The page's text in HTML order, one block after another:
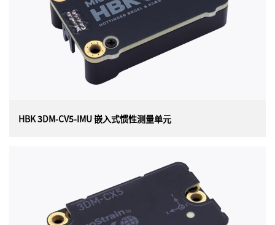
所有动态条件下实现测量质量的最佳组合。3DM-GX5-IMU
非常适合各种应用，包括平台稳定、平衡机器人、天线指
向和使用情况监控。
HBK 3DM-CV5-IMU 嵌入式惯性测量单元
HBK 3DM-CV5-IMU 嵌入式惯性测量单元
美国 HBK（原 Lord）MicroStrain 3DM-CV5-IMU （OEM
封装）是目前最小、最轻的工业 IMU。它具有完全校准和
温度补偿的三轴加速度计和陀螺仪，可在所有动态条件下